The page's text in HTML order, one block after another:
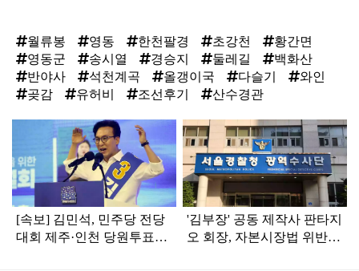
월류봉 영동 한천팔경 초강천
황간면
영동군
송시열 경승지 둘레길
백화산
반야사
석천계곡 올갱이국 다슬기
와인
곶감
유허비 조선후기 산수경관
인
[속보] 김민석, 민주당 전당
대회 제주·인천 당원투표서
'김부장' 공동 제작사 판타지
오 회장, 자본시장법 위반